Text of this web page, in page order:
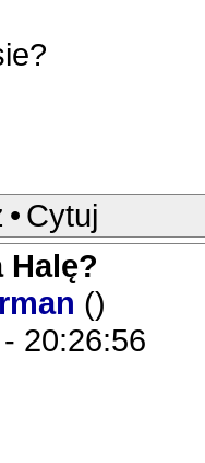
• Cytuj
Halę?
()
20:26:56